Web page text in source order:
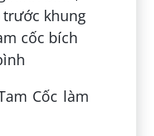
Cốc làm